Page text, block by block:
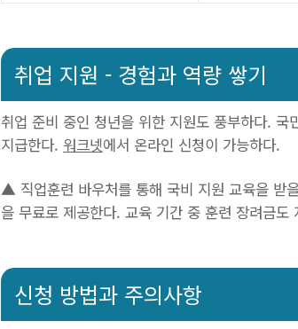
취업 지원 - 경험과 역량 쌓기
취업 준비 중인 청년을 위한 지원도 풍부하다.
지급한다. 워크넷에서 온라인 신청이 가능하다.
▲ 직업훈련 바우처를 통해 국비 지원 교육을 받
을 무료로 제공한다. 교육 기간 중 훈련 장려금도
신청 방법과 주의사항